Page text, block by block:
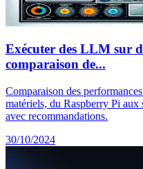
Exécuter des LLM sur
comparaison de...
Comparaison des
matériels, du Raspberry Pi aux
avec recommandations.
30/10/2024